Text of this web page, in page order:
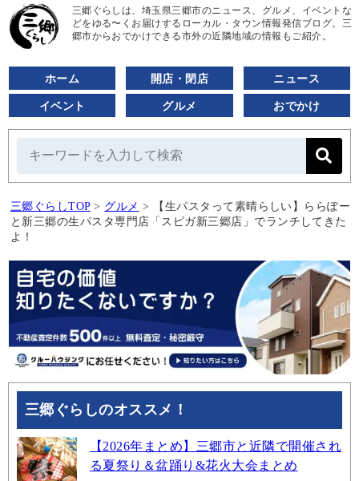
三郷ぐらしは、埼玉県三郷市のニュース、グルメ、イベントな
どをゆる〜くお届けするローカル・タウン情報発信ブログ。三
郷市からおでかけできる市外の近隣地域の情報もご紹介。
ホーム 開店・閉店 ニュース
イベント グルメ おでかけ
三郷ぐらしTOP > グルメ >
【生パスタって素晴らしい】ららぽー
と新三郷の生パスタ専門店「スピガ新三郷店」でランチしてきた
よ！
三郷ぐらしのオススメ！
【2026年まとめ】三郷市と近隣で開催され
る夏祭り＆盆踊り&花火大会まとめ